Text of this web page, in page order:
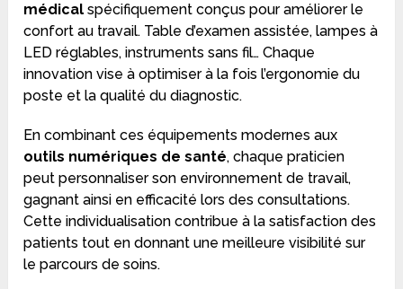
médical spécifiquement conçus pour améliorer le
confort au travail. Table d’examen assistée, lampes à
LED réglables, instruments sans fil… Chaque
innovation vise à optimiser à la fois l’ergonomie du
poste et la qualité du diagnostic.
En combinant ces équipements modernes aux
outils numériques de santé, chaque praticien
peut personnaliser son environnement de travail,
gagnant ainsi en efficacité lors des consultations.
Cette individualisation contribue à la satisfaction des
patients tout en donnant une meilleure visibilité sur
le parcours de soins.